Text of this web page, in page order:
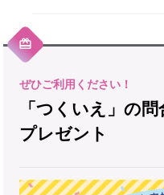
「つくいえ」の
プレゼント